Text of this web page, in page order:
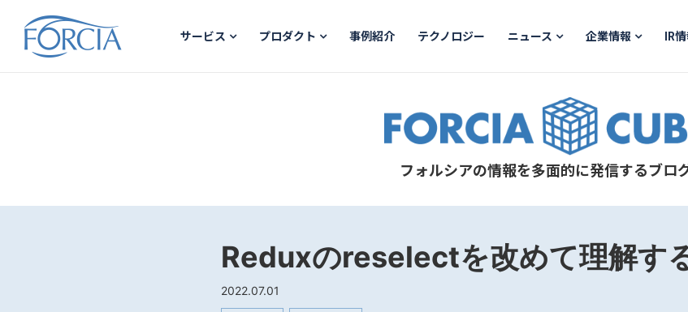
サービス プロダクト 事例紹介 テクノロジー ニュース 企業情報 IR
フォルシアの情報を多面的に発信するブロ
Reduxのreselectを改めて理解す
2022.07.01